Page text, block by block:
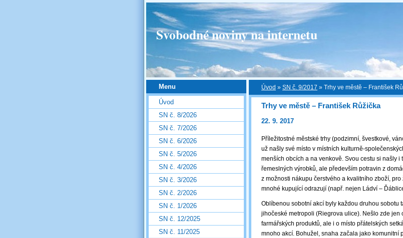
Svobodné noviny na internetu
Úvod » SN č. 9/2017 » Trhy ve městě – František
Trhy ve městě – František Růžička
22. 9. 2017
Příležitostné městské trhy (podzimní, švestkové,
už našly své místo v místních kulturně-
menších obcích a na venkově. Svou cestu si našly
řemeslných výrobků, ale především potravin z
z možnosti nákupu čerstvého a kvalitního zboží,
mnohé kupující odrazují (např. nejen Ládví ‒
Oblíbenou sobotní akcí byly každou druhou sobotu
jihočeské metropoli (Riegrova ulice). Nešlo zde jen
farmářských produktů, ale i o místo přátelských
mnoho akcí. Bohužel, snaha začala jako komunitní
Menu
Úvod
SN č. 8/2026
SN č. 7/2026
SN č. 6/2026
SN č. 5/2026
SN č. 4/2026
SN č. 3/2026
SN č. 2/2026
SN č. 1/2026
SN č. 12/2025
SN č. 11/2025